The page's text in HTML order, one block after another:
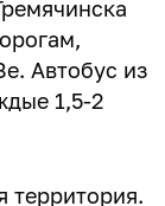
Автобус из
1,5-2
территория.